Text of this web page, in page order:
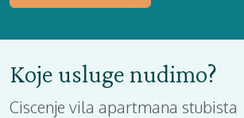
Koje usluge nudimo?
Ciscenje vila apartmana stubista